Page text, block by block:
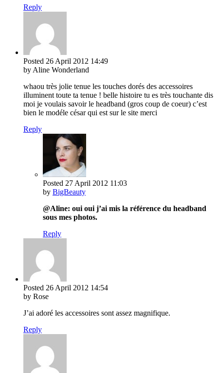
Reply
Posted 26 April 2012 14:49
by Aline Wonderland
whaou très jolie tenue les touches dorés des accessoires
illuminent toute ta tenue ! belle histoire tu es très touchante dis
moi je voulais savoir le headband (gros coup de coeur) c’est
bien le modéle césar qui est sur le site merci
Reply
Posted 27 April 2012 11:03
by BigBeauty
@Aline: oui oui j’ai mis la référence du headband
sous mes photos.
Reply
Posted 26 April 2012 14:54
by Rose
J’ai adoré les accessoires sont assez magnifique.
Reply